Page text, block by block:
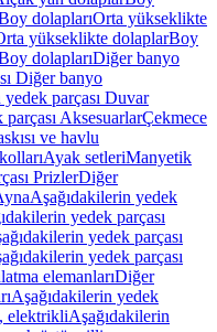
dolaplarıOrta yükseklikte
yükseklikte dolaplarBoy
dolaplarıDiğer banyo
Diğer banyo
parçası Duvar
AksesuarlarÇekmece
ve havlu
Ayak setleriManyetik
PrizlerDiğer
Aşağıdakilerin yedek
yedek parçası
yedek parçası
yedek parçası
elemanlarıDiğer
Aşağıdakilerin yedek
elektrikliAşağıdakilerin